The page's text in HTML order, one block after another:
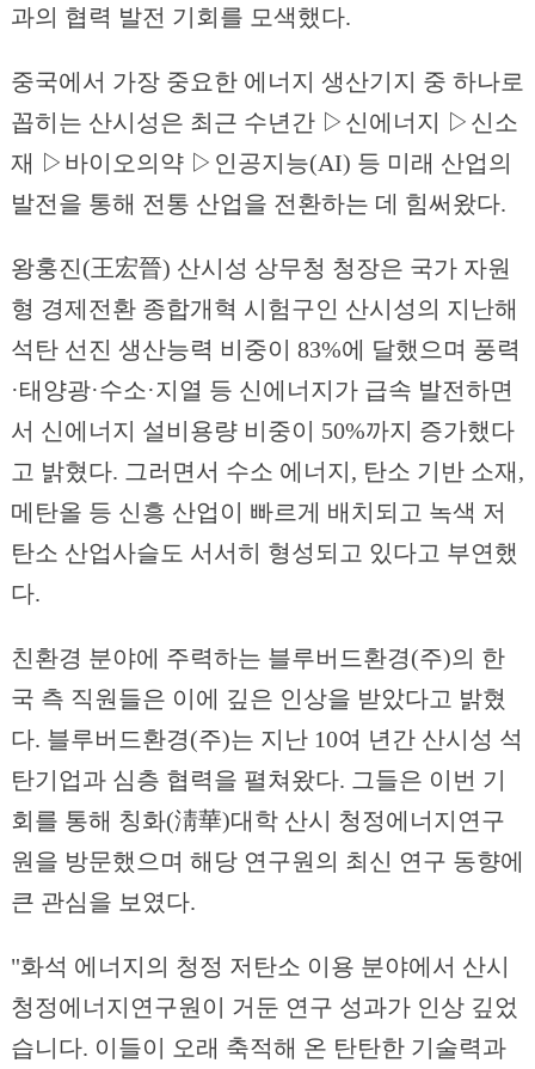
과의 협력 발전 기회를 모색했다.
중국에서 가장 중요한 에너지 생산기지 중 하나로
꼽히는 산시성은 최근 수년간 ▷신에너지 ▷신소
재 ▷바이오의약 ▷인공지능(AI) 등 미래 산업의
발전을 통해 전통 산업을 전환하는 데 힘써왔다.
왕훙진(王宏晉) 산시성 상무청 청장은 국가 자원
형 경제전환 종합개혁 시험구인 산시성의 지난해
석탄 선진 생산능력 비중이 83%에 달했으며 풍력
·태양광·수소·지열 등 신에너지가 급속 발전하면
서 신에너지 설비용량 비중이 50%까지 증가했다
고 밝혔다. 그러면서 수소 에너지, 탄소 기반 소재,
메탄올 등 신흥 산업이 빠르게 배치되고 녹색 저
탄소 산업사슬도 서서히 형성되고 있다고 부연했
다.
친환경 분야에 주력하는 블루버드환경(주)의 한
국 측 직원들은 이에 깊은 인상을 받았다고 밝혔
다. 블루버드환경(주)는 지난 10여 년간 산시성 석
탄기업과 심층 협력을 펼쳐왔다. 그들은 이번 기
회를 통해 칭화(淸華)대학 산시 청정에너지연구
원을 방문했으며 해당 연구원의 최신 연구 동향에
큰 관심을 보였다.
"화석 에너지의 청정 저탄소 이용 분야에서 산시
청정에너지연구원이 거둔 연구 성과가 인상 깊었
습니다. 이들이 오래 축적해 온 탄탄한 기술력과